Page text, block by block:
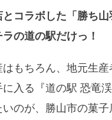
とコラボした「勝ち
の道の駅だけっ！
もちろん、地元生産
入る『道の駅 恐竜渓
のが、勝山市の菓子